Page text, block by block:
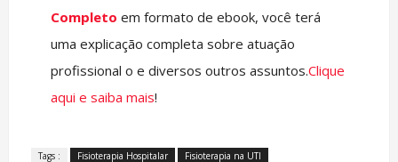
Completo em formato de ebook, você terá
uma explicação completa sobre atuação
profissional o e diversos outros assuntos.Clique
aqui e saiba mais!
Tags : Fisioterapia Hospitalar Fisioterapia na UTI